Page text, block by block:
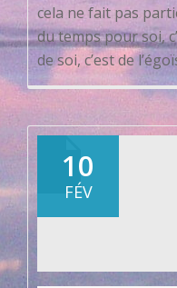
cela ne fait pas
du temps pour soi,
de soi, c’est de
10
FÉV